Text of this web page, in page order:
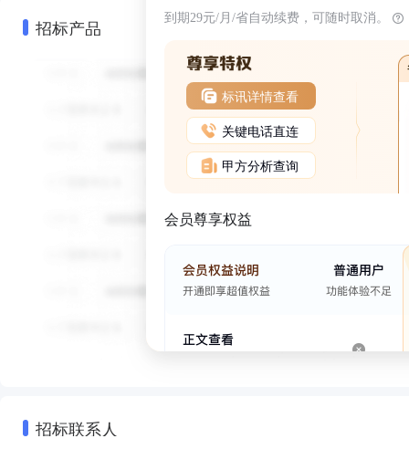
招标产品 到期29元/月/省自动续费，可随时取消。
标讯详情查看
关键电话直连
甲方分析查询
会员尊享权益
招标联系人